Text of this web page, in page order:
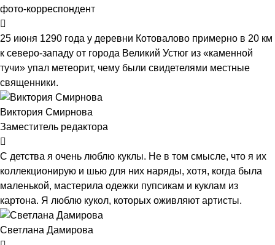
фото-корреспондент
25 июня 1290 года у деревни Котовалово примерно в 20 км
к северо-западу от города Великий Устюг из «каменной
тучи» упал метеорит, чему были свидетелями местные
священники.
Виктория Смирнова
Заместитель редактора
С детства я очень люблю куклы. Не в том смысле, что я их
коллекционирую и шью для них наряды, хотя, когда была
маленькой, мастерила одежки пупсикам и куклам из
картона. Я люблю кукол, которых оживляют артисты.
Светлана Дамирова